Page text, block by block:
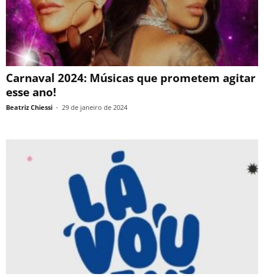
Carnaval 2024: Músicas que prometem agitar
esse ano!
Beatriz Chiessi - 29 de janeiro de 2024